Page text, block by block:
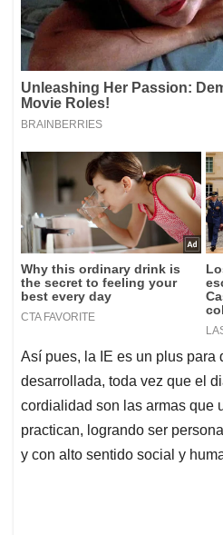
Así pues, la IE es un plus para
desarrollada, toda vez que el
cordialidad son las armas que
practican, logrando ser
y con alto sentido social y